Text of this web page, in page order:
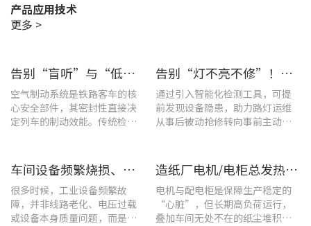
产品应用技术
更多 >
告别“盲听”与“低效” | 优利德智能检测方案助力铁路运维检修提质增效
空气制动系统是铁路客车的核
心安全部件，其密封性直接决
定列车的制动效能。传统检修
更易造成漏检
告别“灯不亮不修”！优利德产品组合赋能城市道路照明设施运维更高效
通过引入智能化检测工具，可提
前发现设备隐患，助力路灯运维
从事后被动抢修转向事前主动预
车间设备频繁烧损、无故停机?一台UT285C搞定电能质量隐患
很多时候，工业设备频繁故
障，并非线路老化、电压过载
或设备本身质量问题，而是谐
造纸厂电机/电柜总发热？这套7×24h在线监测方案帮你“扼杀”热隐患！
电机与配电柜是保障生产稳定的
“心脏”，但长期高负荷运行，
叠加车间无处不在的纸尘堆积，